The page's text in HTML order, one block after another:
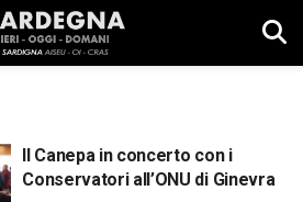
Il Canepa in concerto con i
Conservatori all’ONU di Ginevra